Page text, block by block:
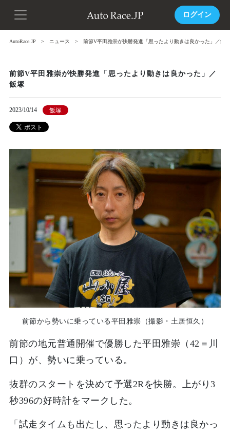
ログイン
AutoRace.JP ニュース 前節V平田雅崇が快勝発進「思ったより動きは良かった」／飯塚
前節V平田雅崇が快勝発進「思ったより動きは良かった」／
飯塚
2023/10/14 飯塚
前節から勢いに乗っている平田雅崇（撮影・土居恒久）
前節の地元普通開催で優勝した平田雅崇（42＝川
口）が、勢いに乗っている。
抜群のスタートを決めて予選2Rを快勝。上がり3
秒396の好時計をマークした。
「試走タイムも出たし、思ったより動きは良かっ